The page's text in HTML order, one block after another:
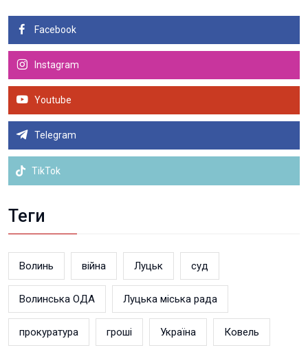
Facebook
Instagram
Youtube
Telegram
TikTok
Теги
Волинь війна Луцьк суд
Волинська ОДА Луцька міська рада
прокуратура гроші Україна Ковель